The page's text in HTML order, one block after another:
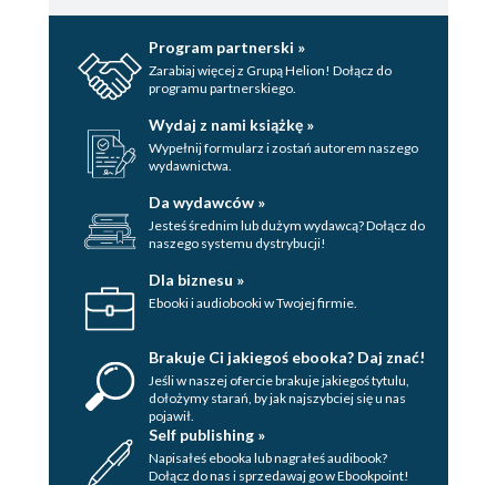
Program partnerski »
Zarabiaj więcej z Grupą Helion! Dołącz do
programu partnerskiego.
Wydaj z nami książkę »
Wypełnij formularz i zostań autorem naszego
wydawnictwa.
Da wydawców »
Jesteś średnim lub dużym wydawcą? Dołącz do
naszego systemu dystrybucji!
Dla biznesu »
Ebooki i audiobooki w Twojej firmie.
Brakuje Ci jakiegoś ebooka? Daj znać!
Jeśli w naszej ofercie brakuje jakiegoś tytulu,
dołożymy starań, by jak najszybciej się u nas
pojawił.
Self publishing »
Napisałeś ebooka lub nagrałeś audibook?
Dołącz do nas i sprzedawaj go w Ebookpoint!